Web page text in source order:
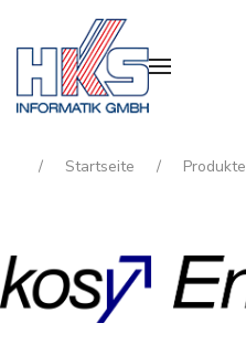
Startseite Produkte